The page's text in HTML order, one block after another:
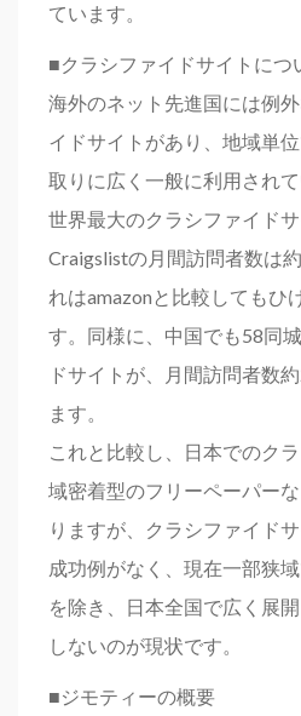
ています。
■クラシファイドサイトにつ
海外のネット先進国には例
イドサイトがあり、地域単
取りに広く一般に利用されて
世界最大のクラシファイド
Craigslistの月間訪問者数は
れはamazonと比較してもひ
す。同様に、中国でも58同
ドサイトが、月間訪問者数
ます。
これと比較し、日本でのク
域密着型のフリーペーパー
りますが、クラシファイド
成功例がなく、現在一部狭
を除き、日本全国で広く展
しないのが現状です。
■ジモティーの概要